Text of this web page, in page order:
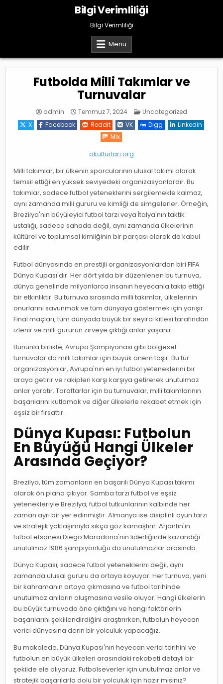
Bilgi Verimliliği
Bilgi Verimliliği
Menu
Futbolda Milli Takımlar ve
Turnuvalar
admin Temmuz 7, 2024 Posted
Uncategorized
X
Facebook Reddit VK Digg
Linkedin
Mix
okulturlari.org
Milli takımlar, bir ülkenin sporcularının ulusal takımı olarak
temsil ettiği en yüksek seviyedeki organizasyonlardır. Bu
takımlar, sadece futbol yeteneklerini sergilemekle kalmaz,
aynı zamanda milli gururu ve kimliği de simgelerler. Örneğin,
Brezilya'nın büyüleyici futbol tarzı veya İtalya'nın taktik
ustalığı, sadece sahada değil, aynı zamanda ülkelerinin
kültürel ve toplumsal kimliğinin bir parçası olarak da kabul
edilir.
Futbol dünyasında en prestijli organizasyonlardan biri FIFA
Dünya Kupası'dır. Her dört yılda bir düzenlenen bu turnuva,
dünya genelinde milyonlarca insanın heyecanla takip ettiği
bir etkinliktir. Bu turnuva sırasında milli takımlar, ülkelerinin
onurlarını savunmak ve tüm dünyaya göstermek için yarışır.
Final maçları, tüm dünyada büyük bir seyirci kitlesi tarafından
izlenir ve milli gururun zirveye çıktığı anlar yaşanır.
Bununla birlikte, Avrupa Şampiyonası gibi bölgesel
turnuvalar da milli takımlar için büyük önem taşır. Bu tür
organizasyonlar, Avrupa'nın en iyi futbol yeteneklerini bir
araya getirir ve rakipleri karşı karşıya getirerek unutulmaz
anlar yaratır. Taraftarlar için bu turnuvalar, milli takımlarının
başarılarını kutlamak ve diğer ülkelerle rekabet etmek için
eşsiz bir fırsattır.
Dünya Kupası: Futbolun
En Büyüğü Hangi Ülkeler
Arasında Geçiyor?
Brezilya, tüm zamanların en başarılı Dünya Kupası takımı
olarak ön plana çıkıyor. Samba tarzı futbol ve eşsiz
yetenekleriyle Brezilya, futbol tutkunlarının kalbinde her
zaman ayrı bir yer edinmiştir. Almanya ise disiplinli oyun tarzı
ve stratejik yaklaşımıyla sıkça göz kamaştırır. Arjantin'in
futbol efsanesi Diego Maradona'nın liderliğinde kazandığı
unutulmaz 1986 şampiyonluğu da unutulmazlar arasında.
Dünya Kupası, sadece futbol yeteneklerini değil, aynı
zamanda ulusal gururu da ortaya koyuyor. Her turnuva, yeni
bir kahramanın ortaya çıkmasına ve futbol tarihinde
unutulmaz anıların oluşmasına vesile oluyor. Hangi ülkelerin
bu büyük turnuvada öne çıktığını ve hangi faktörlerin
başarılarını şekillendirdiğini araştırırken, futbolun heyecan
verici dünyasına derin bir yolculuk yapacağız.
Bu makalede, Dünya Kupası'nın heyecan verici tarihini ve
futbolun en büyük ülkeleri arasındaki rekabeti detaylı bir
şekilde ele alıyoruz. Futbolseverler için unutulmaz anlar ve
stratejik başarılarla dolu bir yolculuk için hazır mısınız?